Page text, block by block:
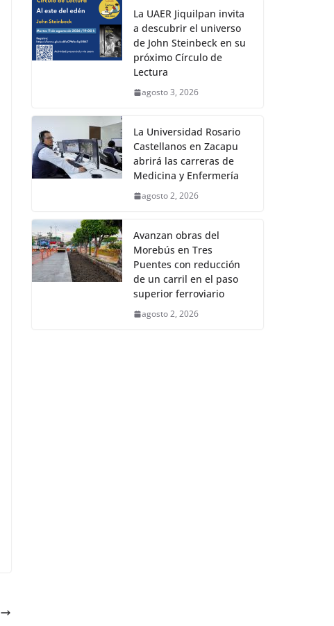
La UAER Jiquilpan invita
a descubrir el universo
de John Steinbeck en su
próximo Círculo de
Lectura
agosto 3, 2026
La Universidad Rosario
Castellanos en Zacapu
abrirá las carreras de
Medicina y Enfermería
agosto 2, 2026
Avanzan obras del
Morebús en Tres
Puentes con reducción
de un carril en el paso
superior ferroviario
agosto 2, 2026